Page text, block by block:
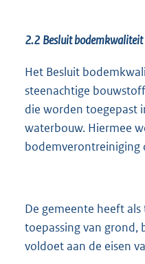
2.2 Besluit bodemkwaliteit
Het Besluit
steenachtige
die worden toegepast
waterbouw. Hiermee
bodemverontreiniging
De gemeente heeft
toepassing van grond,
voldoet aan de eisen